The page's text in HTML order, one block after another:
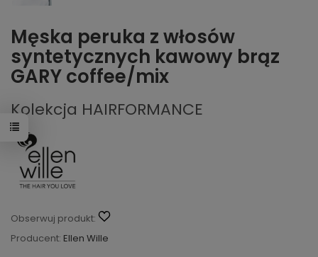
Męska peruka z włosów
syntetycznych kawowy brąz
GARY coffee/mix
Kolekcja HAIRFORMANCE
Obserwuj produkt:
Producent: Ellen Wille